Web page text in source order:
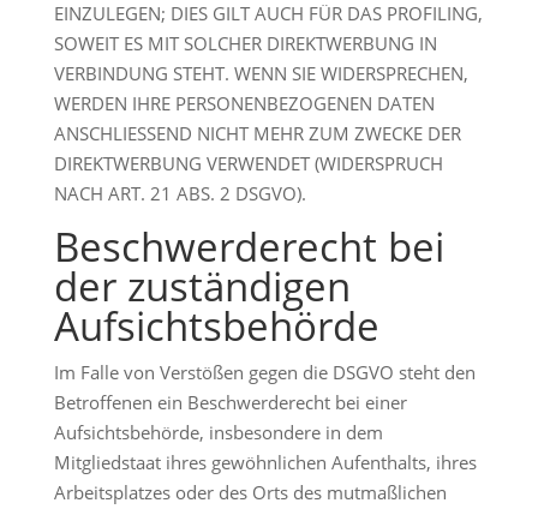
EINZULEGEN; DIES GILT AUCH FÜR DAS PROFILING,
SOWEIT ES MIT SOLCHER DIREKTWERBUNG IN
VERBINDUNG STEHT. WENN SIE WIDERSPRECHEN,
WERDEN IHRE PERSONENBEZOGENEN DATEN
ANSCHLIESSEND NICHT MEHR ZUM ZWECKE DER
DIREKTWERBUNG VERWENDET (WIDERSPRUCH
NACH ART. 21 ABS. 2 DSGVO).
Beschwerde­recht bei
der zuständigen
Aufsichts­behörde
Im Falle von Verstößen gegen die DSGVO steht den
Betroffenen ein Beschwerderecht bei einer
Aufsichtsbehörde, insbesondere in dem
Mitgliedstaat ihres gewöhnlichen Aufenthalts, ihres
Arbeitsplatzes oder des Orts des mutmaßlichen